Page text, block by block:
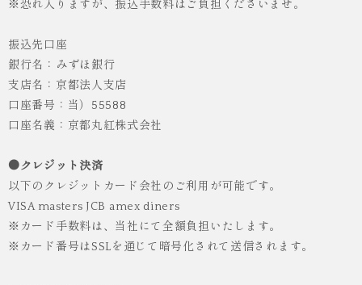
※恐れ入りますが、振込手数料はご負担くださいませ。
振込先口座
銀行名：みずほ銀行
支店名：京都法人支店
口座番号：当）55588
口座名義：京都丸紅株式会社
●クレジット決済
以下のクレジットカード会社のご利用が可能です。
VISA masters JCB amex diners
※カード手数料は、当社にて全額負担いたします。
※カード番号はSSLを通じて暗号化されて送信されます。